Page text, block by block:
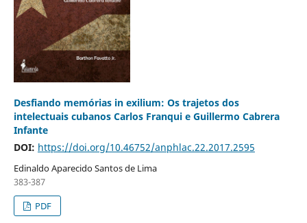
Desfiando memórias in exilium: Os trajetos dos
intelectuais cubanos Carlos Franqui e Guillermo Cabrera
Infante
DOI: https://doi.org/10.46752/anphlac.22.2017.2595
Edinaldo Aparecido Santos de Lima
383-387
PDF